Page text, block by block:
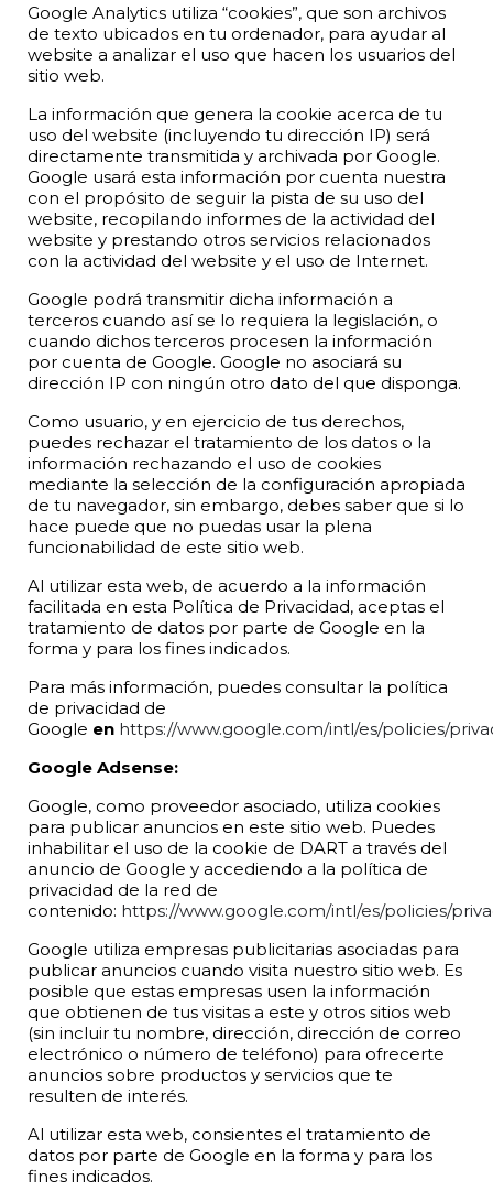
Google Analytics utiliza “cookies”, que son archivos
de texto ubicados en tu ordenador, para ayudar al
website a analizar el uso que hacen los usuarios del
sitio web.
La información que genera la cookie acerca de tu
uso del website (incluyendo tu dirección IP) será
directamente transmitida y archivada por Google.
Google usará esta información por cuenta nuestra
con el propósito de seguir la pista de su uso del
website, recopilando informes de la actividad del
website y prestando otros servicios relacionados
con la actividad del website y el uso de Internet.
Google podrá transmitir dicha información a
terceros cuando así se lo requiera la legislación, o
cuando dichos terceros procesen la información
por cuenta de Google. Google no asociará su
dirección IP con ningún otro dato del que disponga.
Como usuario, y en ejercicio de tus derechos,
puedes rechazar el tratamiento de los datos o la
información rechazando el uso de cookies
mediante la selección de la configuración apropiada
de tu navegador, sin embargo, debes saber que si lo
hace puede que no puedas usar la plena
funcionabilidad de este sitio web.
Al utilizar esta web, de acuerdo a la información
facilitada en esta Política de Privacidad, aceptas el
tratamiento de datos por parte de Google en la
forma y para los fines indicados.
Para más información, puedes consultar la política
de privacidad de
Google en https://www.google.com/intl/es/policies/
Google Adsense:
Google, como proveedor asociado, utiliza cookies
para publicar anuncios en este sitio web. Puedes
inhabilitar el uso de la cookie de DART a través del
anuncio de Google y accediendo a la política de
privacidad de la red de
contenido: https://www.google.com/intl/es/policies/
Google utiliza empresas publicitarias asociadas para
publicar anuncios cuando visita nuestro sitio web. Es
posible que estas empresas usen la información
que obtienen de tus visitas a este y otros sitios web
(sin incluir tu nombre, dirección, dirección de correo
electrónico o número de teléfono) para ofrecerte
anuncios sobre productos y servicios que te
resulten de interés.
Al utilizar esta web, consientes el tratamiento de
datos por parte de Google en la forma y para los
fines indicados.